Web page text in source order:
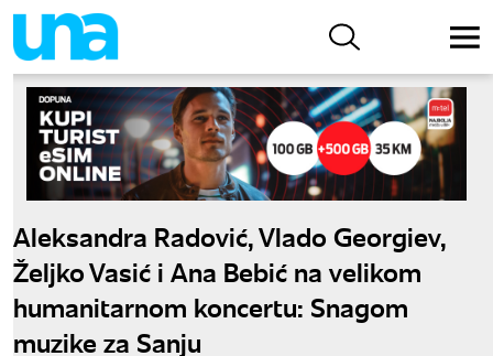
Aleksandra Radović, Vlado Georgiev,
Željko Vasić i Ana Bebić na velikom
humanitarnom koncertu: Snagom
muzike za Sanju